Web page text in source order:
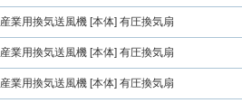
産業用換気送風機 [本体] 有圧換気扇
産業用換気送風機 [本体] 有圧換気扇
産業用換気送風機 [本体] 有圧換気扇